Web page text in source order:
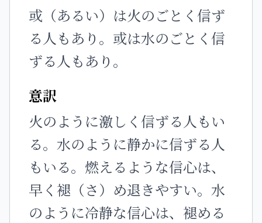
或（あるい）は火のごとく信ず
る人もあり。或は水のごとく信
ずる人もあり。
意訳
火のように激しく信ずる人もい
る。水のように静かに信ずる人
もいる。燃えるような信心は、
早く褪（さ）め退きやすい。水
のように冷静な信心は、褪める